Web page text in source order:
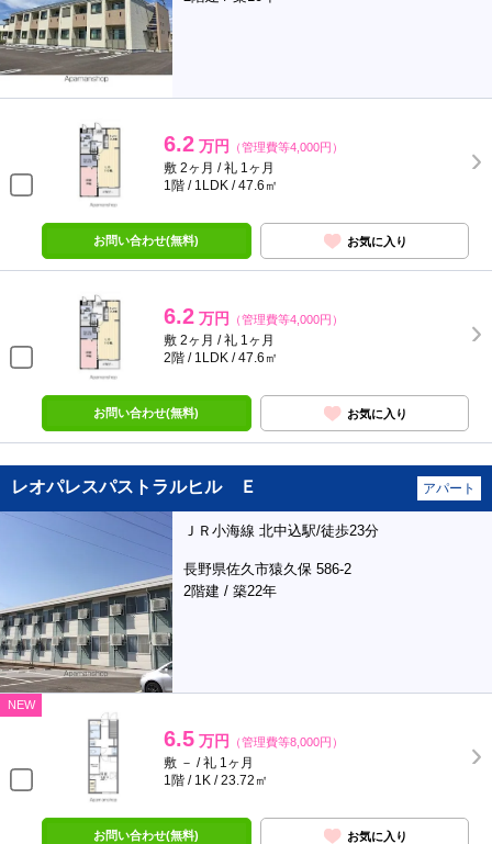
6.2 万円 （管理費等4,000円）
敷 2ヶ月 / 礼 1ヶ月
1階 / 1LDK / 47.6㎡
お問い合わせ(無料) お気に入り
6.2 万円 （管理費等4,000円）
敷 2ヶ月 / 礼 1ヶ月
2階 / 1LDK / 47.6㎡
お問い合わせ(無料) お気に入り
レオパレスパストラルヒル Ｅ アパート
ＪＲ小海線 北中込駅/徒歩23分
長野県佐久市猿久保 586-2
2階建 / 築22年
NEW
6.5 万円 （管理費等8,000円）
敷 － / 礼 1ヶ月
1階 / 1K / 23.72㎡
お問い合わせ(無料) お気に入り